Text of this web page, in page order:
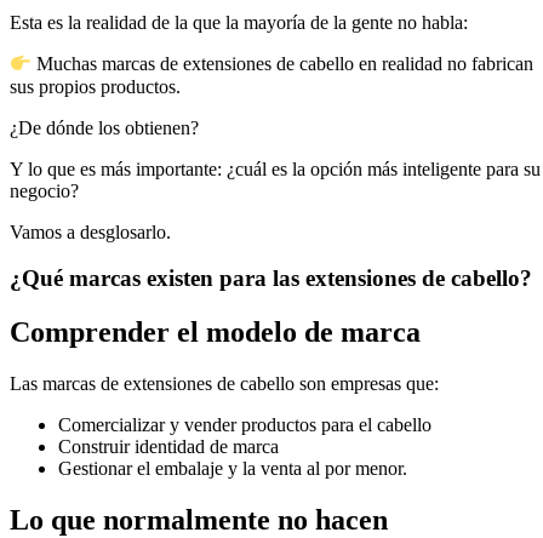
Esta es la realidad de la que la mayoría de la gente no habla:
Muchas marcas de extensiones de cabello en realidad no fabrican
sus propios productos.
¿De dónde los obtienen?
Y lo que es más importante: ¿cuál es la opción más inteligente para su
negocio?
Vamos a desglosarlo.
¿Qué marcas existen para las extensiones de cabello?
Comprender el modelo de marca
Las marcas de extensiones de cabello son empresas que:
Comercializar y vender productos para el cabello
Construir identidad de marca
Gestionar el embalaje y la venta al por menor.
Lo que normalmente no hacen